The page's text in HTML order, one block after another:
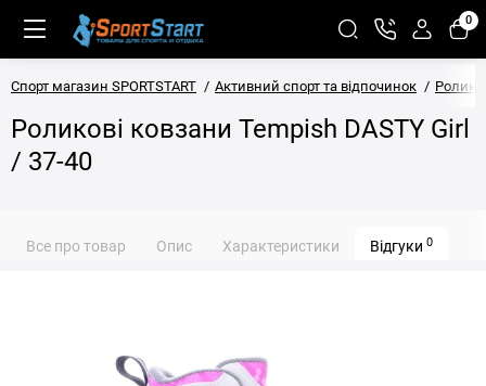
0
Спорт магазин SPORTSTART Активний спорт та відпочинок
Роликові ковзани Tempish DASTY Girl
/ 37-40
Все про товар Опис Характеристики Відгуки 0